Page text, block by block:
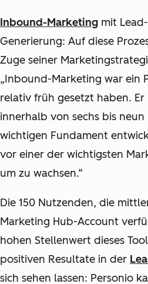
Inbound-Marketing mit
Generierung: Auf diese
Zuge seiner
„Inbound-Marketing war ein
relativ früh gesetzt haben. Er
innerhalb von sechs bis
wichtigen Fundament
vor einer der wichtigsten
um zu wachsen.“
Die 150 Nutzenden, die
Marketing Hub-Account
hohen Stellenwert dieses
positiven Resultate in der
sich sehen lassen: Personio